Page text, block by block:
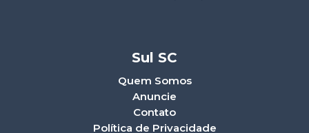
Sul SC
Quem Somos
Anuncie
Contato
Política de Privacidade